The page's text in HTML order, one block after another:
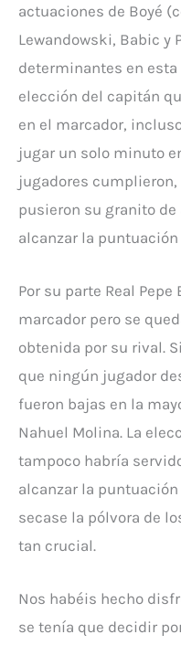
actuaciones de Boyé
Lewandowski, Babic y
determinantes en
elección del capitán
en el marcador,
jugar un solo minuto
jugadores
pusieron su granito
alcanzar la
Por su parte Real
marcador pero se
obtenida por su rival.
que ningún jugador
fueron bajas en la
Nahuel Molina. La
tampoco habría
alcanzar la
secase la pólvora de
tan crucial.
Nos habéis hecho
se tenía que decidir